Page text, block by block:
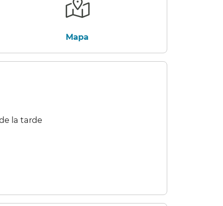
Mapa​​
la tarde​​